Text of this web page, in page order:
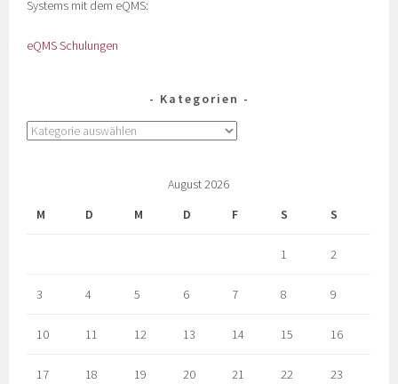
Systems mit dem eQMS:
eQMS Schulungen
Kategorien
August 2026
M
D M D F S S
1 2
3 4 5 6 7 8 9
10 11 12 13 14 15 16
17 18 19 20 21 22 23